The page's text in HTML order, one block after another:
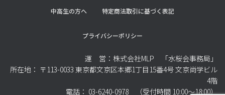
中高生の方へ 特定商法取引に基づく表記
プライバシーポリシー
運 営：株式会社MLP 「水桜会事務局」
所在地： 〒113-0033 東京都文京区本郷1丁目15番4号 文京尚学ビル
4階
電話： 03-6240-0978 （受付時間 10:00～18:00）